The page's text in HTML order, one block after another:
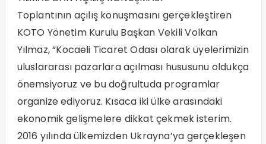
Toplantının açılış konuşmasını gerçekleştiren
KOTO Yönetim Kurulu Başkan Vekili Volkan
Yılmaz, “Kocaeli Ticaret Odası olarak üyelerimizin
uluslararası pazarlara açılması hususunu oldukça
önemsiyoruz ve bu doğrultuda programlar
organize ediyoruz. Kısaca iki ülke arasındaki
ekonomik gelişmelere dikkat çekmek isterim.
2016 yılında ülkemizden Ukrayna’ya gerçekleşen